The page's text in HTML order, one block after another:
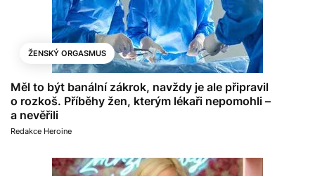
ŽENSKÝ ORGASMUS
Měl to být banální zákrok, navždy je ale připravil
o rozkoš. Příběhy žen, kterým lékaři nepomohli –
a nevěřili
Redakce Heroine